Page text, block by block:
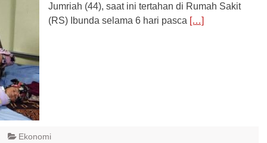
Jumriah (44), saat ini tertahan di Rumah Sakit
(RS) Ibunda selama 6 hari pasca […]
Ekonomi